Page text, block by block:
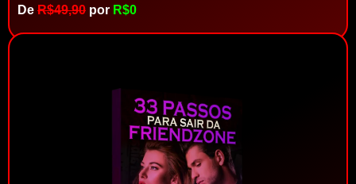
De R$49,90 por R$0